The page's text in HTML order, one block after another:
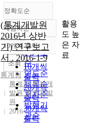
정확도순
정확도
순
인기도
순
연도순
제목순
저자순
발행기
관순
내림차순
내림차순
10개씩 출력
10개씩
출력
20개씩
출력
30개씩
출력
조회
(통계개발원
2016년 상반
기) 연구보고
서 . 2016-1-9
통계청
통계청 통계개
발원 통계개발
원
2016
활용
도 높
은 자
료